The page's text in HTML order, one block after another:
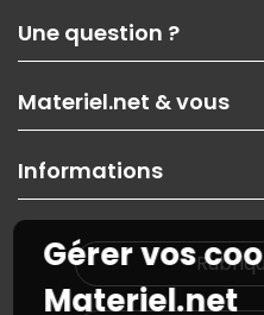
Nos services
Les magasins Materiel.net
Nos solutions pour les pros
Contactez-nous
Une question ?
Paiement, livraison
Garanties,Pack Zen
SAV, demander un retour
Informations
Materiel.net & vous
On rachète votre carte
PC sur mesure : Votre RDV
Notre démarche écologique
Materiel.net recrute
Notre programme d'affiliation
Partenariat & Sponsoring
Informations
Plan du site
Nos marques
Conditions générales de
Marketplace
Gérer vos
Materiel.net